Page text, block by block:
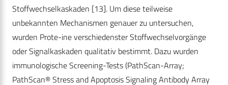
Stoffwechselkaskaden [13]. Um diese teilweise
unbekannten Mechanismen genauer zu untersuchen,
wurden Prote-ine verschiedenster Stoffwechselvorgänge
oder Signalkaskaden qualitativ bestimmt. Dazu wurden
immunologische Screening-Tests (PathScan-Array;
PathScan® Stress and Apoptosis Signaling Antibody Array